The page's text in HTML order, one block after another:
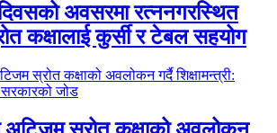
अवसरमा रत्ननगरस्थित
कक्षालाई कुर्सी र टेबल सहयोग